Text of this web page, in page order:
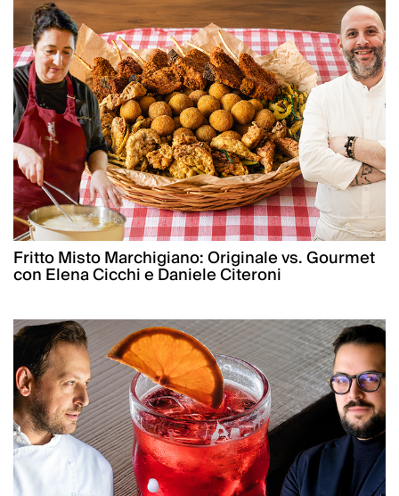
Fritto Misto Marchigiano: Originale vs. Gourmet
con Elena Cicchi e Daniele Citeroni